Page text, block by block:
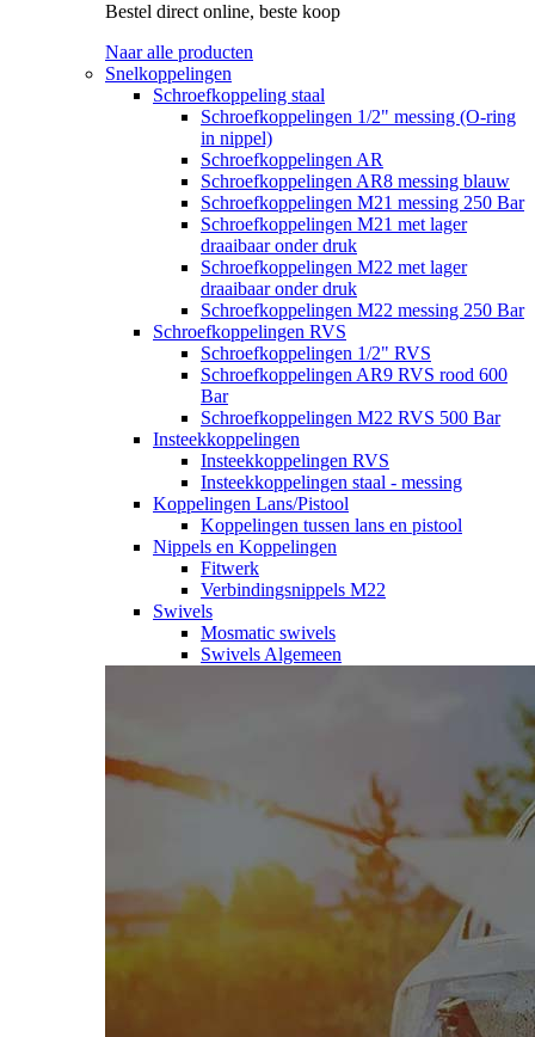
Bestel direct online, beste koop
Naar alle producten
Snelkoppelingen
Schroefkoppeling staal
Schroefkoppelingen 1/2" messing (O-ring
in nippel)
Schroefkoppelingen AR
Schroefkoppelingen AR8 messing blauw
Schroefkoppelingen M21 messing 250 Bar
Schroefkoppelingen M21 met lager
draaibaar onder druk
Schroefkoppelingen M22 met lager
draaibaar onder druk
Schroefkoppelingen M22 messing 250 Bar
Schroefkoppelingen RVS
Schroefkoppelingen 1/2" RVS
Schroefkoppelingen AR9 RVS rood 600
Bar
Schroefkoppelingen M22 RVS 500 Bar
Insteekkoppelingen
Insteekkoppelingen RVS
Insteekkoppelingen staal - messing
Koppelingen Lans/Pistool
Koppelingen tussen lans en pistool
Nippels en Koppelingen
Fitwerk
Verbindingsnippels M22
Swivels
Mosmatic swivels
Swivels Algemeen